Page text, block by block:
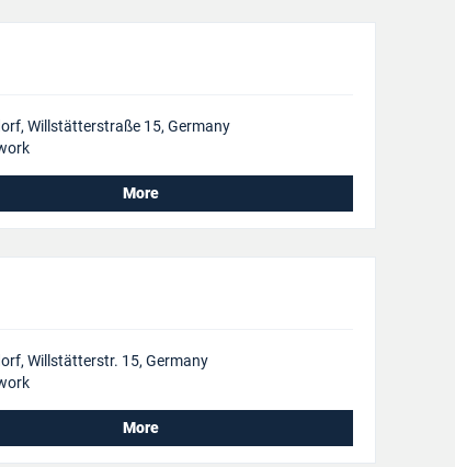
Willstätterstraße 15, Germany
More
Willstätterstr. 15, Germany
More